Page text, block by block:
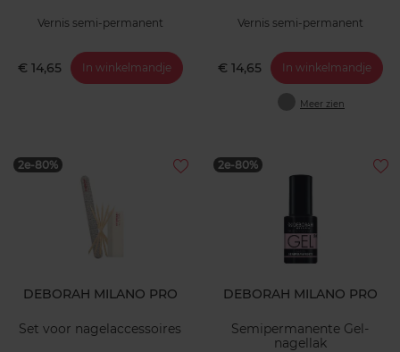
Vernis semi-permanent
€ 14,65 In winkelmandje
Vernis semi-permanent
€ 14,65 In winkelmandje
Meer zien
2e-80%
DEBORAH MILANO PRO
Set voor nagelaccessoires
2e-80%
DEBORAH MILANO PRO
Semipermanente Gel-
nagellak